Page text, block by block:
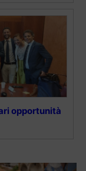
opportunità